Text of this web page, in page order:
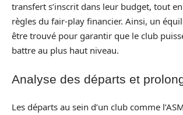
transfert s’inscrit dans leur budget, tout
règles du fair-play financier. Ainsi, un
être trouvé pour garantir que le club
battre au plus haut niveau.
Analyse des départs et
Les départs au sein d’un club comme